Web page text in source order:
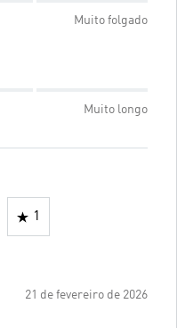
Muito folgado
Muito longo
1
21 de fevereiro de 2026